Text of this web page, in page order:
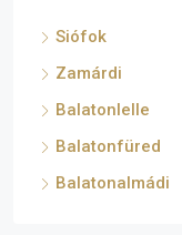
Siófok
Zamárdi
Balatonlelle
Balatonfüred
Balatonalmádi